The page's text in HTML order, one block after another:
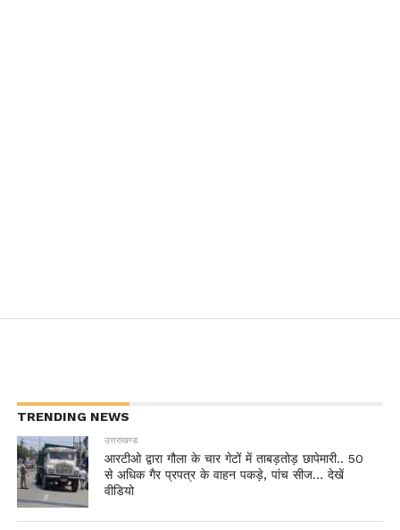
TRENDING NEWS
उत्तराखण्ड
आरटीओ द्वारा गौला के चार गेटों में ताबड़तोड़ छापेमारी.. 50
से अधिक गैर प्रपत्र के वाहन पकड़े, पांच सीज… देखें
वीडियो